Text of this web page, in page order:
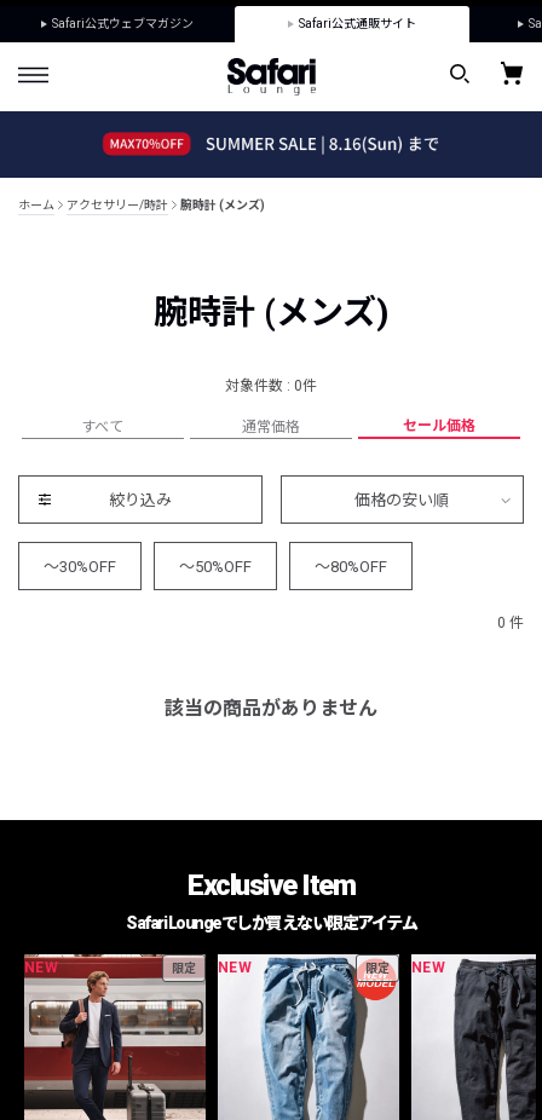
Safari公式ウェブマガジン Safari公式通販サイト
ホーム アクセサリー/時計 腕時計 (メンズ)
腕時計 (メンズ)
対象件数 : 0件
すべて 通常価格 セール価格
絞り込み 価格の安い順
～30%OFF ～50%OFF ～80%OFF
0 件
該当の商品がありません
Exclusive Item
Safari Loungeでしか買えない限定アイテム
NEW 限定 NEW 限定 NEW